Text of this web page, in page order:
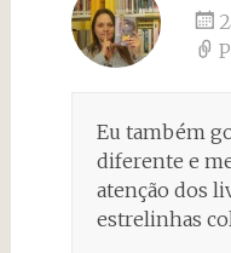
Eu também
diferente e
atenção dos
estrelinhas